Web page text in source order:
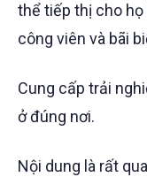
thể tiếp thị cho
công viên và bãi
Cung cấp trải
ở đúng nơi.
Nội dung là rất